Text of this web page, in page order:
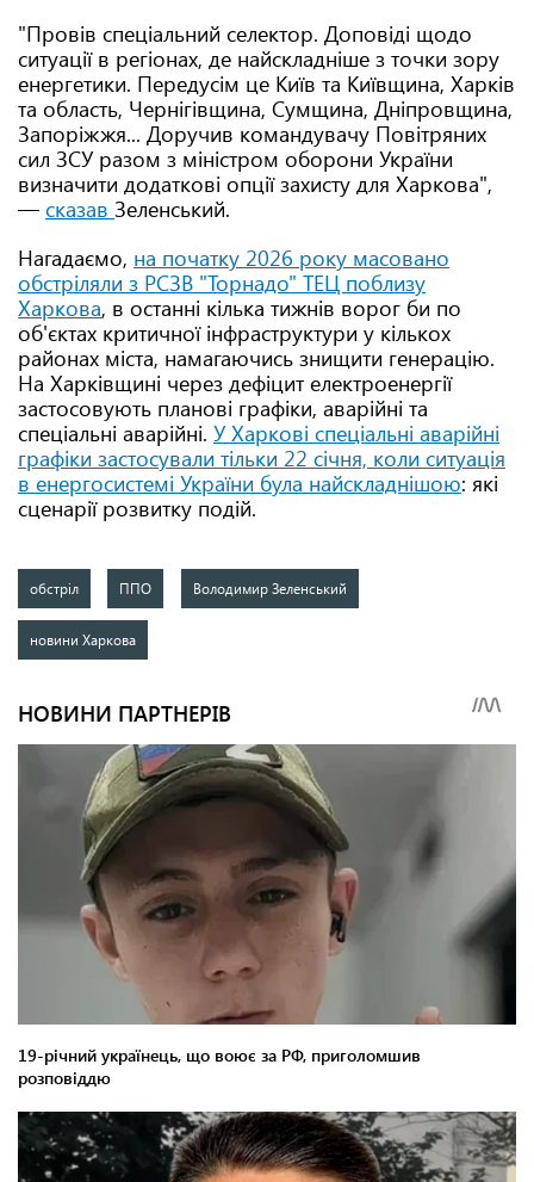
"Провів спеціальний селектор. Доповіді щодо
ситуації в регіонах, де найскладніше з точки зору
енергетики. Передусім це Київ та Київщина, Харків
та область, Чернігівщина, Сумщина, Дніпровщина,
Запоріжжя... Доручив командувачу Повітряних
сил ЗСУ разом з міністром оборони України
визначити додаткові опції захисту для Харкова",
— сказав Зеленський.
Нагадаємо, на початку 2026 року масовано
обстріляли з РСЗВ "Торнадо" ТЕЦ поблизу
Харкова, в останні кілька тижнів ворог би по
об'єктах критичної інфраструктури у кількох
районах міста, намагаючись знищити генерацію.
На Харківщині через дефіцит електроенергії
застосовують планові графіки, аварійні та
спеціальні аварійні. У Харкові спеціальні аварійні
графіки застосували тільки 22 січня, коли ситуація
в енергосистемі України була найскладнішою: які
сценарії розвитку подій.
обстріл ППО Володимир Зеленський
новини Харкова